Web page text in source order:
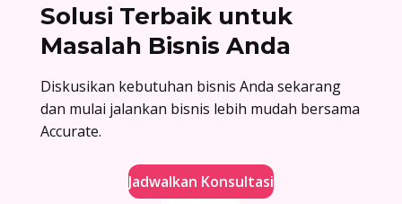
Solusi Terbaik untuk
Masalah Bisnis Anda
Diskusikan kebutuhan bisnis Anda sekarang
dan mulai jalankan bisnis lebih mudah bersama
Accurate.
Jadwalkan Konsultasi